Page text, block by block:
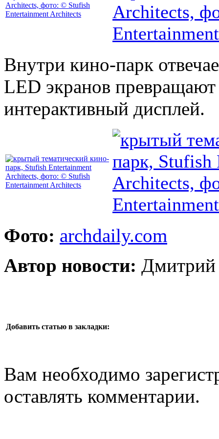
Внутри кино-парк
LED экранов превращают
интерактивный дисплей.
Фото: archdaily.com
Автор новости: Дмитрий
Добавить статью в закладки:
Вам необходимо
оставлять комментарии.